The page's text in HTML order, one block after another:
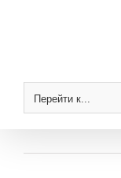
Перейти к...